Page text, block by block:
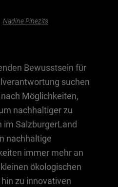
Nadine Pinezits
Bewusstsein für
suchen
Möglichkeiten,
nachhaltiger zu
im SalzburgerLand
nachhaltige
immer mehr an
ökologischen
zu innovativen